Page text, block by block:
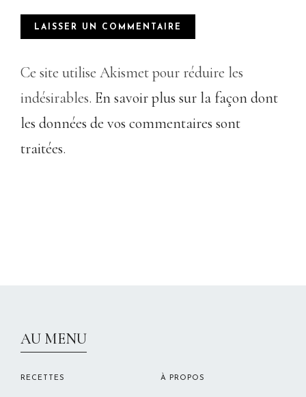
Ce site utilise Akismet pour réduire les
indésirables. En savoir plus sur la façon dont
les données de vos commentaires sont
traitées.
AU MENU
RECETTES À PROPOS